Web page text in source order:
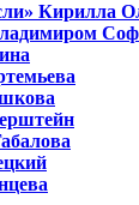
Кирилла